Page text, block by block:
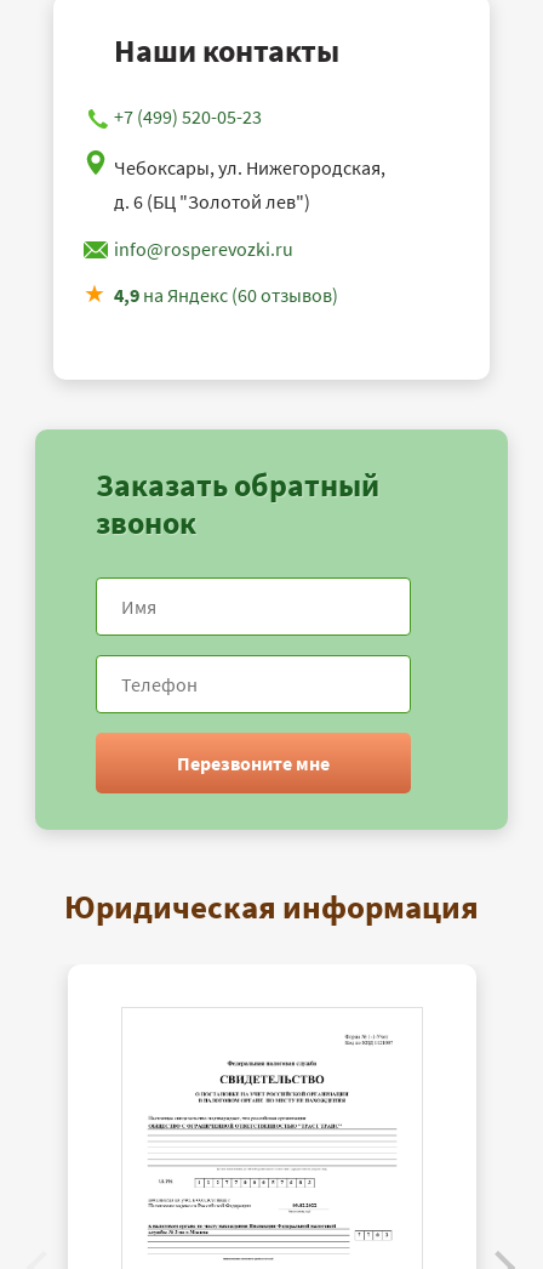
Наши контакты
+7 (499) 520-05-23
Чебоксары, ул. Нижегородская,
д. 6 (БЦ "Золотой лев")
info@rosperevozki.ru
4,9 на Яндекс (60 отзывов)
Заказать обратный
звонок
Перезвоните мне
Юридическая информация